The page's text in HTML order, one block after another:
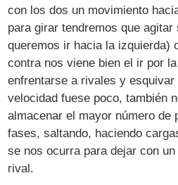
con los dos un movimiento
para girar tendremos que
queremos ir hacia la izquierda)
contra nos viene bien el ir por
enfrentarse a rivales y
velocidad fuese poco, también
almacenar el mayor número de
fases, saltando, haciendo
se nos ocurra para dejar con
rival.